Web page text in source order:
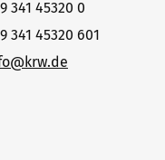
341 45320 0
341 45320 601